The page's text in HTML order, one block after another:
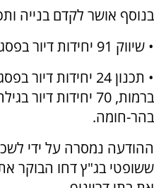
בנוסף אושר לקדם בנייה
• שיווק 91 יחידות דיור בפסגת זאב.
בהר-חומה.
ההודעה נמסרה על ידי
ששופטי בג"ץ דחו הבוקר